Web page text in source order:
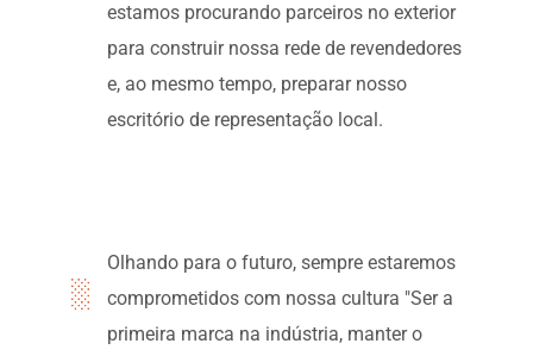
estamos procurando parceiros no exterior
para construir nossa rede de revendedores
e, ao mesmo tempo, preparar nosso
escritório de representação local.
Olhando para o futuro, sempre estaremos
comprometidos com nossa cultura "Ser a
primeira marca na indústria, manter o